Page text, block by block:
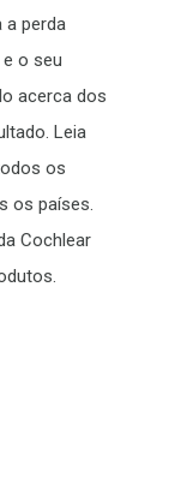
a perda
o seu
acerca dos
Leia
os
os países.
Cochlear